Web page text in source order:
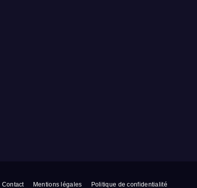
Contact Mentions légales Politique de confidentialité